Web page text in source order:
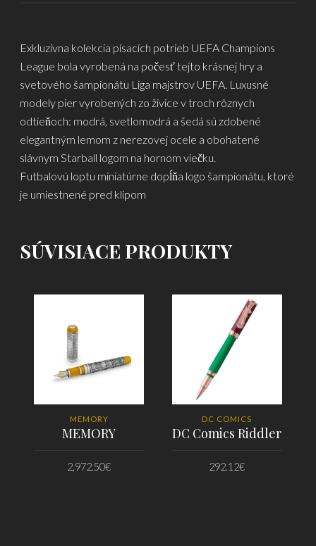
Exkluzívna kolekcia písacích potrieb UEFA Champions
League bola vyrobená na počesť tejto krásnej hry a
svetového šampionátu Liga majstrov UEFA. Luxusné
modely pier vyrobených zo živice v troch rôznych
odtieňoch: modrá, svetlomodrá a šedá sú zdobené
elegantným lemom z nerezovej ocele a obohatené
slávnym Starball logom na hornom viečku.
Futbalovú loptu miniatúrne dopĺňa logo šampionátu, ktoré
je umiestnené pred klipom
SÚVISIACE PRODUKTY
MEMORY
MEMORY
2,972.50€
DC COMICS
DC Comics Riddler
292.12€